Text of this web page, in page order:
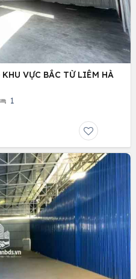
VỰC BẮC TỪ LIÊM HÀ
1